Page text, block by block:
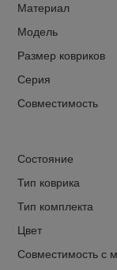
Материал
Модель
Размер ковриков
Серия
Совместимость
Состояние
Тип коврика
Тип комплекта
Цвет
Совместимость с